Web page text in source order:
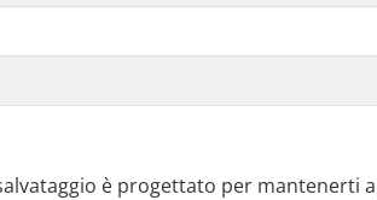
è progettato per mantenerti